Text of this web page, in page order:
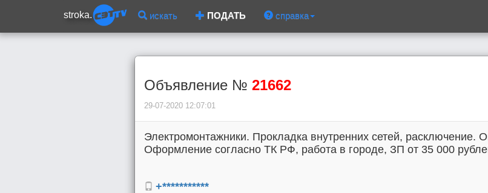
stroka. искать ПОДАТЬ справка
Объявление № 21662
29-07-2020 12:07:01
Электромонтажники. Прокладка внутренних сетей, расключение.
Оформление согласно ТК РФ, работа в городе, ЗП от 35 000
+***********